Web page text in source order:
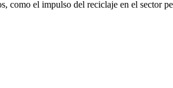
como el impulso del reciclaje en el sector